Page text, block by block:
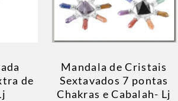
de
Mandala de Cristais
Sextavados 7 pontas
Chakras e Cabalah- Lj